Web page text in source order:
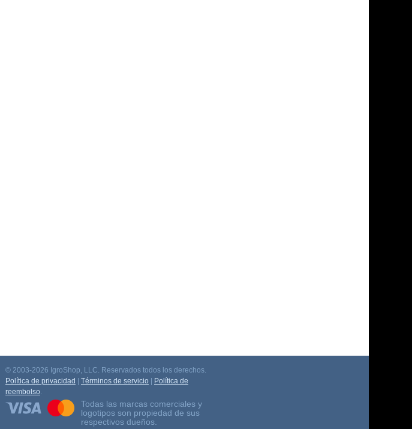
© 2003-2026 IgroShop, LLC. Reservados todos los derechos.
Política de privacidad
Términos de servicio
Política de
reembolso.
Todas las marcas comerciales y
logotipos son propiedad de sus
respectivos dueños.